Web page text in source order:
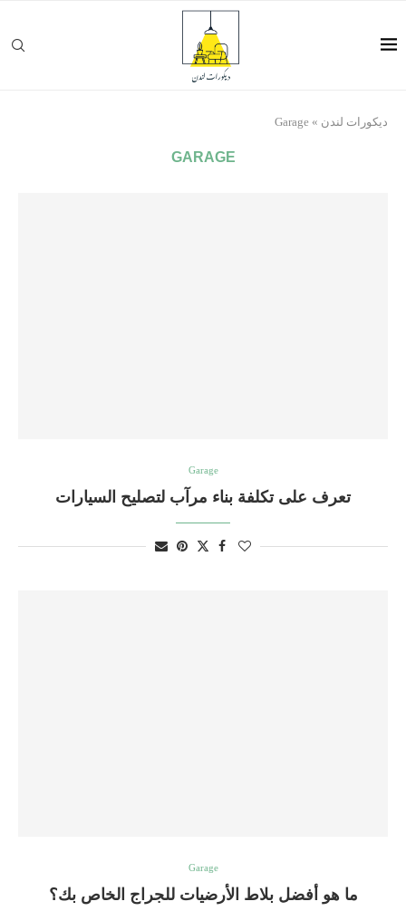
ديكورات لندن »
Garage
GARAGE
Garage
تعرف على تكلفة بناء مرآب لتصليح السيارات
Garage
ما هو أفضل بلاط الأرضيات للجراج الخاص بك؟